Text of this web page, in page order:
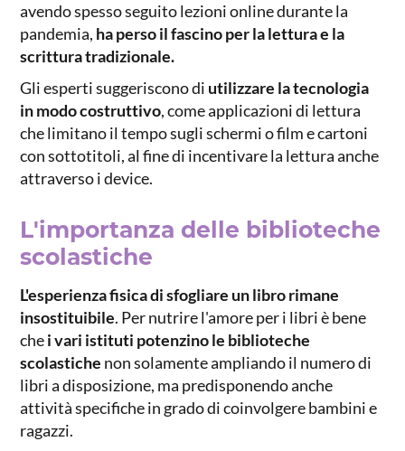
avendo spesso seguito lezioni online durante la
pandemia, ha perso il fascino per la lettura e la
scrittura tradizionale.
Gli esperti suggeriscono di utilizzare la tecnologia
in modo costruttivo, come applicazioni di lettura
che limitano il tempo sugli schermi o film e cartoni
con sottotitoli, al fine di incentivare la lettura anche
attraverso i device.
L'importanza delle biblioteche
scolastiche
L'esperienza fisica di sfogliare un libro rimane
insostituibile. Per nutrire l'amore per i libri è bene
chei vari istituti potenzino le biblioteche
scolastiche non solamente ampliando il numero di
libri a disposizione, ma predisponendo anche
attività specifiche in grado di coinvolgere bambini e
ragazzi.